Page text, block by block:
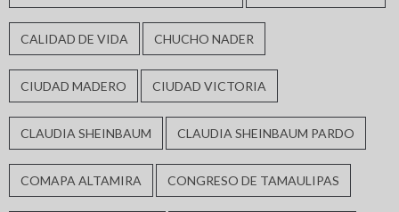
CALIDAD DE VIDA CHUCHO NADER
CIUDAD MADERO CIUDAD VICTORIA
CLAUDIA SHEINBAUM CLAUDIA SHEINBAUM PARDO
COMAPA ALTAMIRA CONGRESO DE TAMAULIPAS